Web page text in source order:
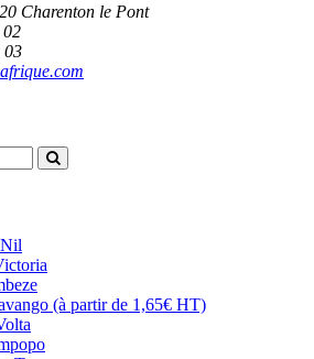
Charenton le Pont
03
(à partir de 1,65€ HT)